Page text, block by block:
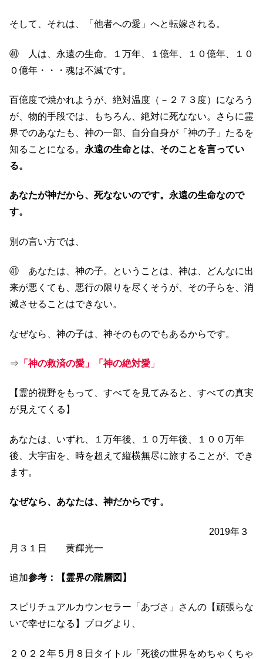
そして、それは、「他者への愛」へと転嫁される。
㊵ 人は、永遠の生命。１万年、１億年、１０億年、１０
０億年・・・魂は不滅です。
百億度で焼かれようが、絶対温度（－２７３度）になろう
が、物的手段では、もちろん、絶対に死なない。さらに霊
界でのあなたも、神の一部、自分自身が「神の子」たるを
知ることになる。 永遠の生命とは、そのことを言ってい
る。
あなたが神だから、死なないのです。永遠の生命なので
す。
別の言い方では、
㊶ あなたは、神の子。ということは、神は、どんなに出
来が悪くても、悪行の限りを尽くそうが、その子らを、消
滅させることはできない。
なぜなら、神の子は、神そのものでもあるからです。
⇒ 「神の救済の愛」「神の絶対愛 」
【霊的視野をもって、すべてを見てみると、すべての真実
が見えてくる】
あなたは、いずれ、１万年後、１０万年後、１００万年
後、大宇宙を、時を超えて縦横無尽に旅することが、でき
ます。
なぜなら、あなたは、神だからです。
2019年３
月３１日 黄輝光一
追加参考：【霊界の階層図】
スピリチュアルカウンセラー「あづさ」さんの【頑張らな
いで幸せになる】ブログより、
２０２２年５月８日タイトル「死後の世界をめちゃくちゃ